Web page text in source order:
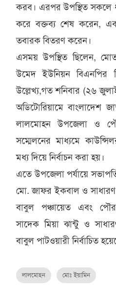
করব। এরপর উপস্থিত সকলে
করে বক্তব্য শেষ করেন,
তবারক বিতরণ করেন।
এসময় উপস্থিত ছিলেন,
উমেদ ইউনিয়ন বিএনপির
উল্লেখ্য,গত শনিবার (২৬
অডিটোরিয়ামে বাংলাদেশ
লালমোহন উপজেলা ও
সম্মেলনের মাধ্যমে
মধ্য দিয়ে নির্বাচন করা হয়।
এতে উপজেলা পর্যায়ে সভাপতি
মো. জাফর ইকবাল ও
বাবুল পঞ্চায়েত এবং
সাদেক মিয়া ঝান্টু ও
বাবুল পাটওয়ারী নির্বাচিত
লালমোহন মোঃ ইয়ামিন